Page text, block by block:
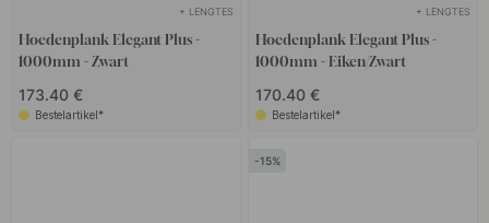
+ LENGTES
Hoedenplank Elegant Plus -
1000mm - Zwart
173.40 €
Bestelartikel*
+ LENGTES
Hoedenplank Elegant Plus -
1000mm - Eiken/Zwart
170.40 €
Bestelartikel*
15